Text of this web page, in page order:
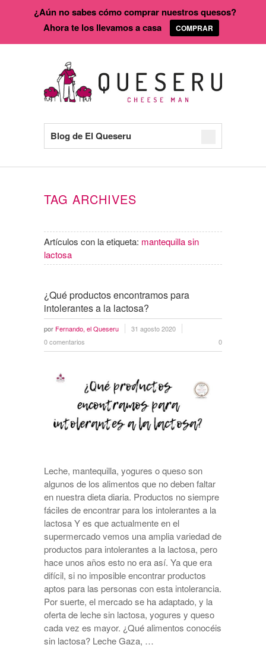
Blog de El Queseru
TAG ARCHIVES
Artículos con la etiqueta: mantequilla sin
lactosa
¿Qué productos encontramos para
intolerantes a la lactosa?
por Fernando, el Queseru
31 agosto 2020
0 comentarios
0
Leche, mantequilla, yogures o queso son
algunos de los alimentos que no deben faltar
en nuestra dieta diaria. Productos no siempre
fáciles de encontrar para los intolerantes a la
lactosa Y es que actualmente en el
supermercado vemos una amplia variedad de
productos para intolerantes a la lactosa, pero
hace unos años esto no era así. Ya que era
difícil, si no imposible encontrar productos
aptos para las personas con esta intolerancia.
Por suerte, el mercado se ha adaptado, y la
oferta de leche sin lactosa, yogures y queso
cada vez es mayor. ¿Qué alimentos conocéis
sin lactosa? Leche Gaza, …
¿Aún no sabes cómo comprar nuestros quesos?
Ahora te los llevamos a casa
COMPRAR